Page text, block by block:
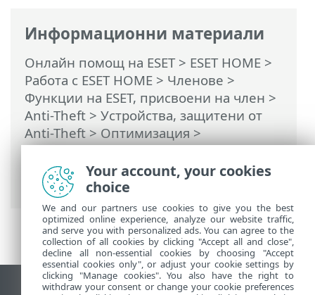
Информационни материали
Онлайн помощ на ESET> ESET HOME >
Работа с ESET HOME > Членове >
Функции на ESET, присвоени на член >
Anti-Theft > Устройства, защитени от
Anti-Theft>Оптимизация>
Потребители на Windows >
Автоматичното влизане за фантомен
акаунт е разрешено
Your account, your cookies
choice
We and our partners use cookies to give you the best
optimized online experience, analyze our website traffic,
and serve you with personalized ads. You can agree to the
collection of all cookies by clicking "Accept all and close",
decline all non-essential cookies by choosing "Accept
essential cookies only", or adjust your cookie settings by
clicking "Manage cookies". You also have the right to
withdraw your consent or change your cookie preferences